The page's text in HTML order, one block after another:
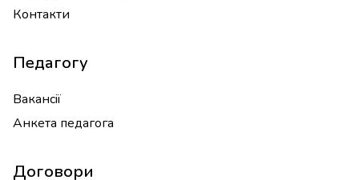
Контакти
Педагогу
Вакансії
Анкета педагога
Договори